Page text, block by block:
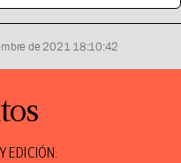
de 2021 18:10:42
EDICIÓN: